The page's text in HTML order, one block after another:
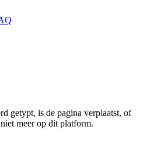
getypt, is de pagina verplaatst, of
meer op dit platform.